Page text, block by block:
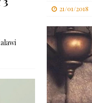
giáo: Cùng nhau
Chân phước cho Cha Elia Comini
Ban Tổng Cố Vấn Số 448:
21/01/2018